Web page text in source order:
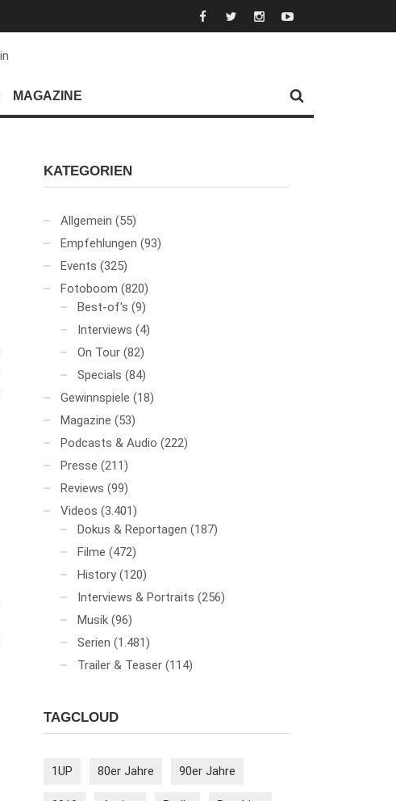
MAGAZINE
KATEGORIEN
Allgemein (55)
Empfehlungen (93)
Events (325)
Fotoboom (820)
Best-of's (9)
Interviews (4)
On Tour (82)
Specials (84)
Gewinnspiele (18)
Magazine (53)
Podcasts & Audio (222)
Presse (211)
Reviews (99)
Videos (3.401)
Dokus & Reportagen (187)
Filme (472)
History (120)
Interviews & Portraits (256)
Musik (96)
Serien (1.481)
Trailer & Teaser (114)
TAGCLOUD
1UP 80er Jahre 90er Jahre